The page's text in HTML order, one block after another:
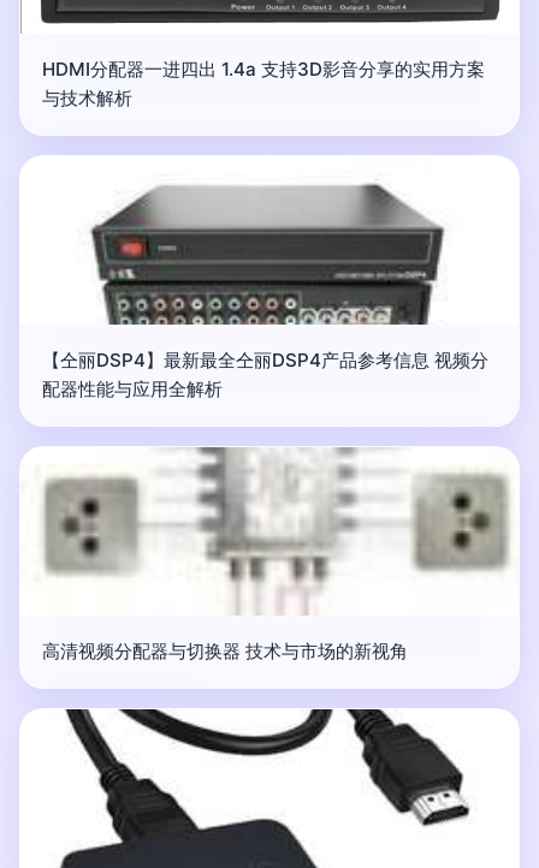
HDMI分配器一进四出 1.4a 支持3D影音分享的实用方案
与技术解析
【仝丽DSP4】最新最全仝丽DSP4产品参考信息 视频分
配器性能与应用全解析
高清视频分配器与切换器 技术与市场的新视角